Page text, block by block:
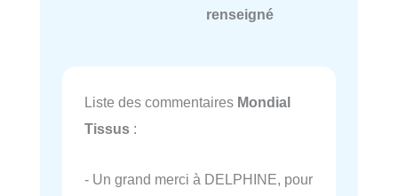
renseigné
Liste des commentaires Mondial
Tissus :
- Un grand merci à DELPHINE, pour